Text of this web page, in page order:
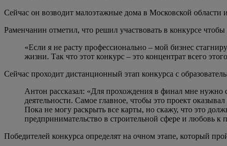
Сейчас он возводит малоэтажные дома в Московской области
Раменчанин отметил, что решил участвовать в конкурсе
«Если я не расту профессионально – мой бизнес
жизни. Так что этот конкурс – это концентрат всего
Сейчас проходит дистанционный этап конкурса с
Антон рассказал: «Для прохождения в финал мне нужно
деятельности. Самое главное, чтобы это проект
Пока не могу раскрыть все карты, но скажу, что это
предпринимательство в строительной сфере и любовь к
Победителей конкурса определят на очном этапе, который